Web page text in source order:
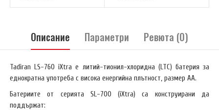
Описание Параметри Ревюта (0)
Tadiran LS-760 iXtra е литий-тионил-хлоридна (LTC) батерия за
еднократна употреба с висока енергийна плътност, размер AA.
Батериите от серията SL-700 (iXtra) са конструирани да
поддържат: